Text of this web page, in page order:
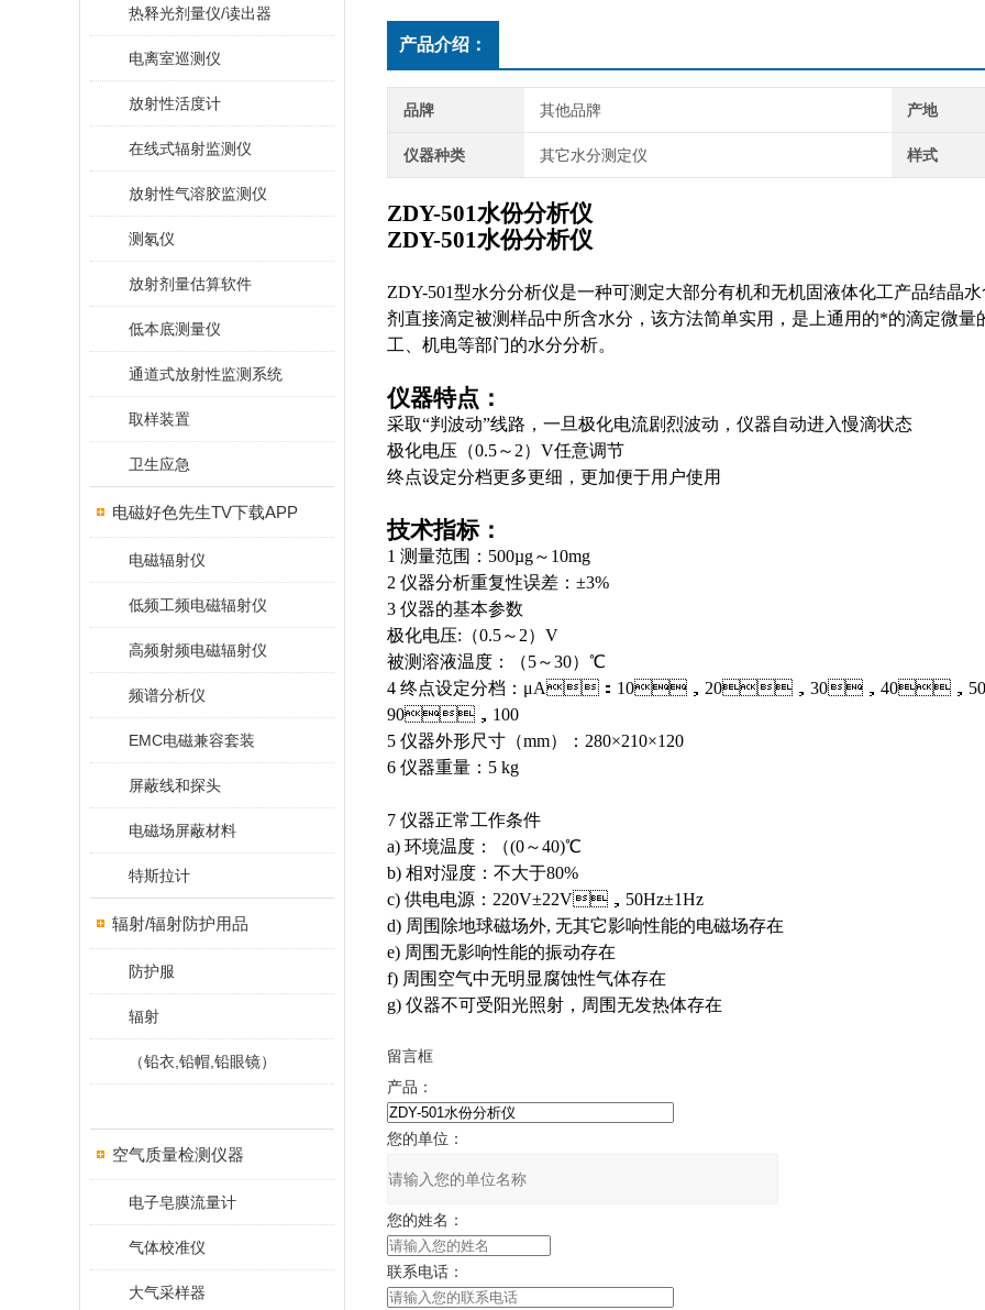
热释光剂量仪/读出器
电离室巡测仪
放射性活度计
在线式辐射监测仪
放射性气溶胶监测仪
测氡仪
放射剂量估算软件
低本底测量仪
通道式放射性监测系统
取样装置
卫生应急
电磁好色先生TV下载APP
电磁辐射仪
低频工频电磁辐射仪
高频射频电磁辐射仪
频谱分析仪
EMC电磁兼容套装
屏蔽线和探头
电磁场屏蔽材料
特斯拉计
辐射/辐射防护用品
防护服
辐射
（铅衣,铅帽,铅眼镜）
空气质量检测仪器
电子皂膜流量计
气体校准仪
大气采样器
产品介绍：
品牌 其他品牌 产地
仪器种类 其它水分测定仪 样式
ZDY-501水份分析仪
ZDY-501水份分析仪
ZDY-501型水分分析仪是一种可测定大部分有机和无机固液体化工产品结晶水
剂直接滴定被测样品中所含水分，该方法简单实用，是上通用的*的滴定微量的经典
工、机电等部门的水分分析。
仪器特点：
采取“判波动”线路，一旦极化电流剧烈波动，仪器自动进入慢滴状态
极化电压（0.5～2）V任意调节
终点设定分档更多更细，更加便于用户使用
技术指标：
1 测量范围：500µg～10mg
2 仪器分析重复性误差：±3%
3 仪器的基本参数
极化电压:（0.5～2）V
被测溶液温度：（5～30）℃
4 终点设定分档：μA：10，20，30，40
90，100
5 仪器外形尺寸（mm）：280×210×120
6 仪器重量：5 kg
7 仪器正常工作条件
a) 环境温度：（(0～40)℃
b) 相对湿度：不大于80%
c) 供电电源：220V±22V，50Hz±1Hz
d) 周围除地球磁场外, 无其它影响性能的电磁场存在
e) 周围无影响性能的振动存在
f) 周围空气中无明显腐蚀性气体存在
g) 仪器不可受阳光照射，周围无发热体存在
留言框
产品：
您的单位：
您的姓名：
联系电话：